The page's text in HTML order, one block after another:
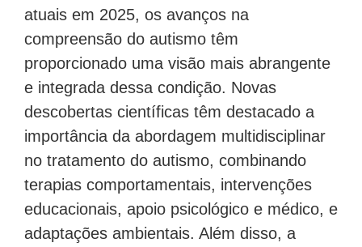
atuais em 2025, os avanços na
compreensão do autismo têm
proporcionado uma visão mais abrangente
e integrada dessa condição. Novas
descobertas científicas têm destacado a
importância da abordagem multidisciplinar
no tratamento do autismo, combinando
terapias comportamentais, intervenções
educacionais, apoio psicológico e médico, e
adaptações ambientais. Além disso, a